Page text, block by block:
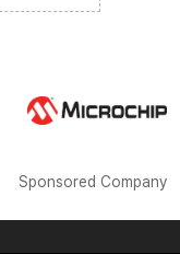
Sponsored Company